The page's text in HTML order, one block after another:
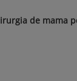
de mama